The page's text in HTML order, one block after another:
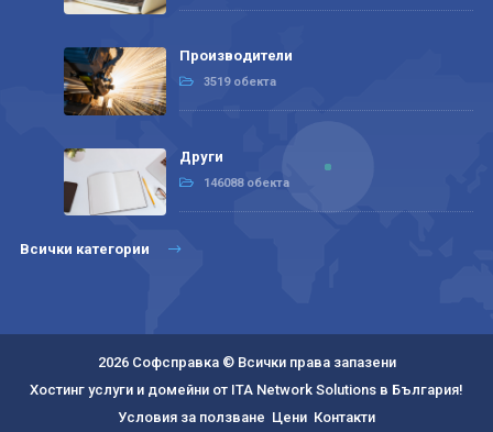
Производители
3519 обекта
Други
146088 обекта
Всички категории
2026 Софсправка © Всички права запазени
Хостинг услуги и домейни от ITA Network Solutions в България!
Условия за ползване Цени Контакти